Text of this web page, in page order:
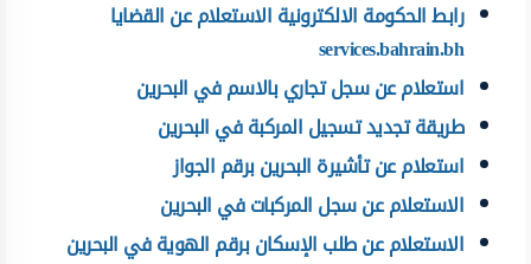
رابط الحكومة الالكترونية الاستعلام عن القضايا
services.bahrain.bh
استعلام عن سجل تجاري بالاسم في البحرين
طريقة تجديد تسجيل المركبة في البحرين
استعلام عن تأشيرة البحرين برقم الجواز
الاستعلام عن سجل المركبات في البحرين
الاستعلام عن طلب الإسكان برقم الهوية في البحرين